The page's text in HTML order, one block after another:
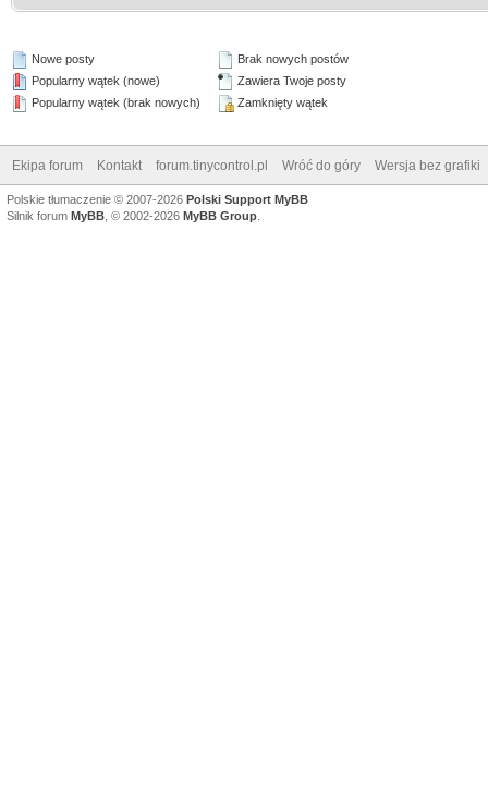
Nowe posty
Popularny wątek (nowe)
Popularny wątek (brak nowych)
Brak nowych postów
Zawiera Twoje posty
Zamknięty wątek
Ekipa forum Kontakt forum.tinycontrol.pl Wróć do góry Wersja bez grafiki
Polskie tłumaczenie © 2007-2026 Polski Support MyBB
Silnik forum MyBB , © 2002-2026 MyBB Group